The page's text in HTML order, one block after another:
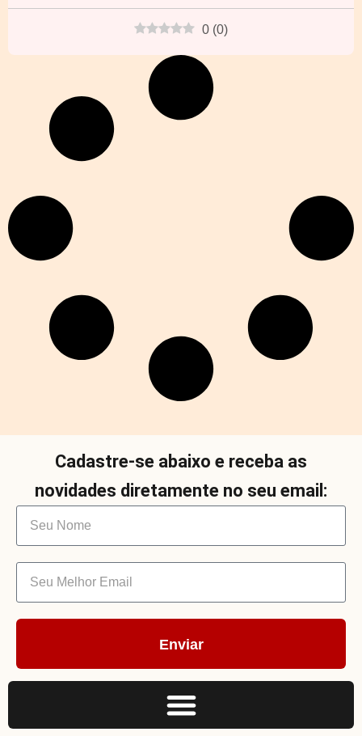
0 (0)
Cadastre-se abaixo e receba as
novidades diretamente no seu email:
Enviar